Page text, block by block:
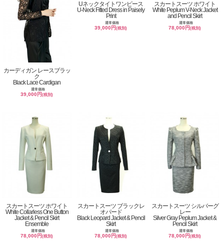
カーディガン レースブラッ
ク
Black Lace Cardigan
通常価格
39,000円(税別)
Uネックタイトワンピース
U-Neck Fitted Dress in Paisely
Print
通常価格
39,000円(税別)
スカートスーツ ホワイト
White Peplum V-Neck Jacket
and Pencil Skirt
通常価格
78,000円(税別)
スカートスーツ ホワイト
White Collarless One Button
Jacket & Pencil Skirt
Ensemble
通常価格
78,000円(税別)
スカートスーツ ブラックレ
オパード
Black Leopard Jacket & Pencil
Skirt
通常価格
78,000円(税別)
スカートスーツ シルバーグ
レー
Silver Gray Peplum Jacket &
Pencil Skirt
通常価格
78,000円(税別)